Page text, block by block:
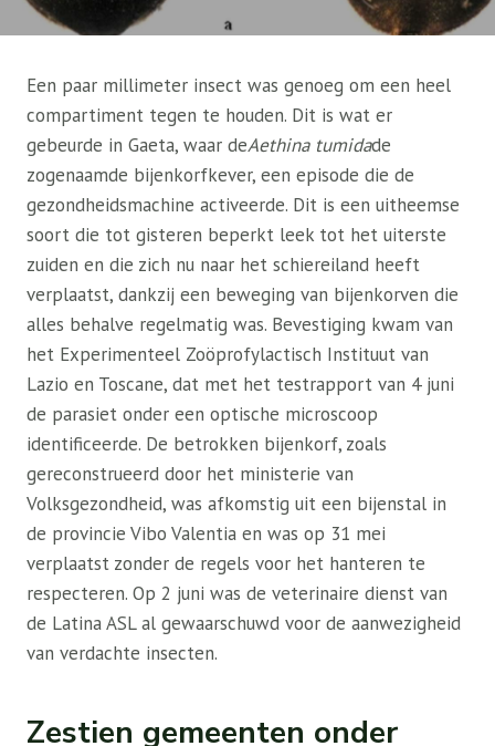
Een paar millimeter insect was genoeg om een ​​heel
compartiment tegen te houden. Dit is wat er
gebeurde in Gaeta, waar deAethina tumidade
zogenaamde bijenkorfkever, een episode die de
gezondheidsmachine activeerde. Dit is een uitheemse
soort die tot gisteren beperkt leek tot het uiterste
zuiden en die zich nu naar het schiereiland heeft
verplaatst, dankzij een beweging van bijenkorven die
alles behalve regelmatig was. Bevestiging kwam van
het Experimenteel Zoöprofylactisch Instituut van
Lazio en Toscane, dat met het testrapport van 4 juni
de parasiet onder een optische microscoop
identificeerde. De betrokken bijenkorf, zoals
gereconstrueerd door het ministerie van
Volksgezondheid, was afkomstig uit een bijenstal in
de provincie Vibo Valentia en was op 31 mei
verplaatst zonder de regels voor het hanteren te
respecteren. Op 2 juni was de veterinaire dienst van
de Latina ASL al gewaarschuwd voor de aanwezigheid
van verdachte insecten.
Zestien gemeenten onder